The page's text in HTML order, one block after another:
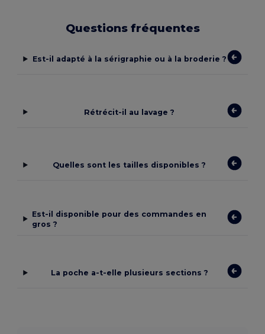
Questions fréquentes
Est-il adapté à la sérigraphie ou à la broderie ?
Rétrécit-il au lavage ?
Quelles sont les tailles disponibles ?
Est-il disponible pour des commandes en
gros ?
La poche a-t-elle plusieurs sections ?